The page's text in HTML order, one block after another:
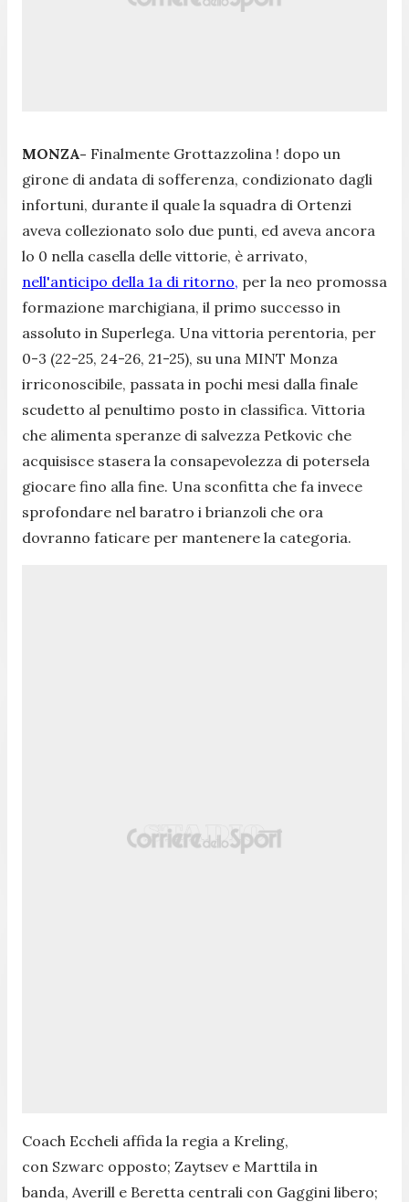
MONZA- Finalmente Grottazzolina ! dopo un
girone di andata di sofferenza, condizionato dagli
infortuni, durante il quale la squadra di Ortenzi
aveva collezionato solo due punti, ed aveva ancora
lo 0 nella casella delle vittorie, è arrivato,
nell'anticipo della 1a di ritorno, per la neo promossa
formazione marchigiana, il primo successo in
assoluto in Superlega. Una vittoria perentoria, per
0-3 (22-25, 24-26, 21-25), su una MINT Monza
irriconoscibile, passata in pochi mesi dalla finale
scudetto al penultimo posto in classifica. Vittoria
che alimenta speranze di salvezza Petkovic che
acquisisce stasera la consapevolezza di potersela
giocare fino alla fine. Una sconfitta che fa invece
sprofondare nel baratro i brianzoli che ora
dovranno faticare per mantenere la categoria.
Coach Eccheli affida la regia a Kreling,
con Szwarc opposto; Zaytsev e Marttila in
banda, Averill e Beretta centrali con Gaggini libero;